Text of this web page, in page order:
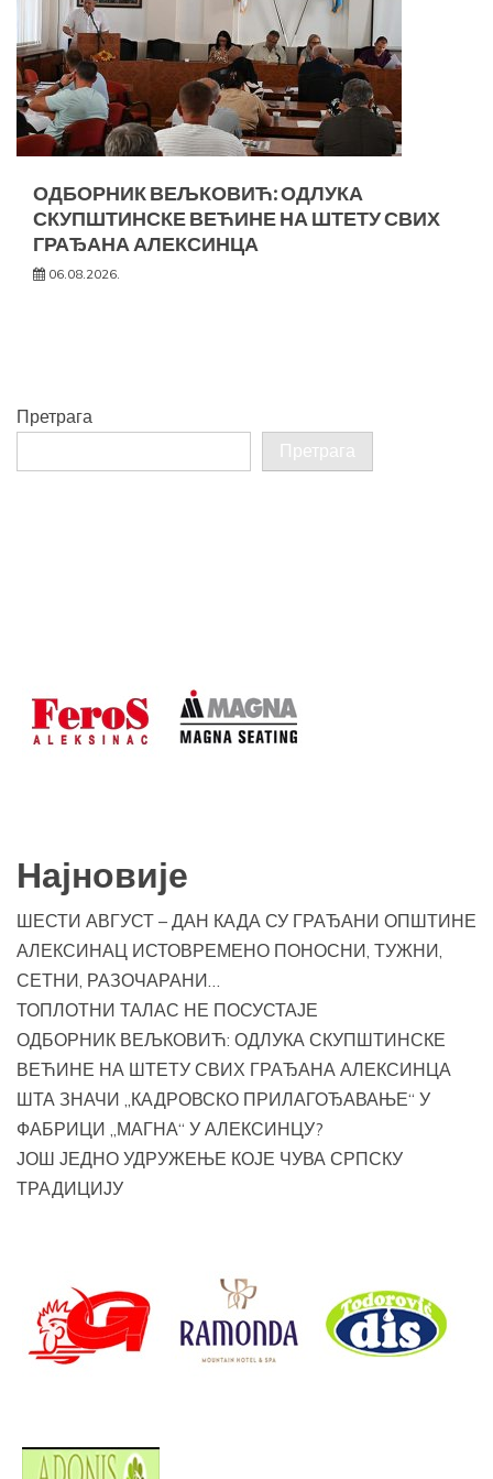
ОДБОРНИК ВЕЉКОВИЋ: ОДЛУКА
СКУПШТИНСКЕ ВЕЋИНЕ НА ШТЕТУ СВИХ
ГРАЂАНА АЛЕКСИНЦА
06.08.2026.
Претрага
Претрага
Најновије
ШЕСТИ АВГУСТ – ДАН КАДА СУ ГРАЂАНИ ОПШТИНЕ
АЛЕКСИНАЦ ИСТОВРЕМЕНО ПОНОСНИ, ТУЖНИ,
СЕТНИ, РАЗОЧАРАНИ…
ТОПЛОТНИ ТАЛАС НЕ ПОСУСТАЈЕ
ОДБОРНИК ВЕЉКОВИЋ: ОДЛУКА СКУПШТИНСКЕ
ВЕЋИНЕ НА ШТЕТУ СВИХ ГРАЂАНА АЛЕКСИНЦА
ШТА ЗНАЧИ „КАДРОВСКО ПРИЛАГОЂАВАЊЕ“ У
ФАБРИЦИ „МАГНА“ У АЛЕКСИНЦУ?
ЈОШ ЈЕДНО УДРУЖЕЊЕ КОЈЕ ЧУВА СРПСКУ
ТРАДИЦИЈУ